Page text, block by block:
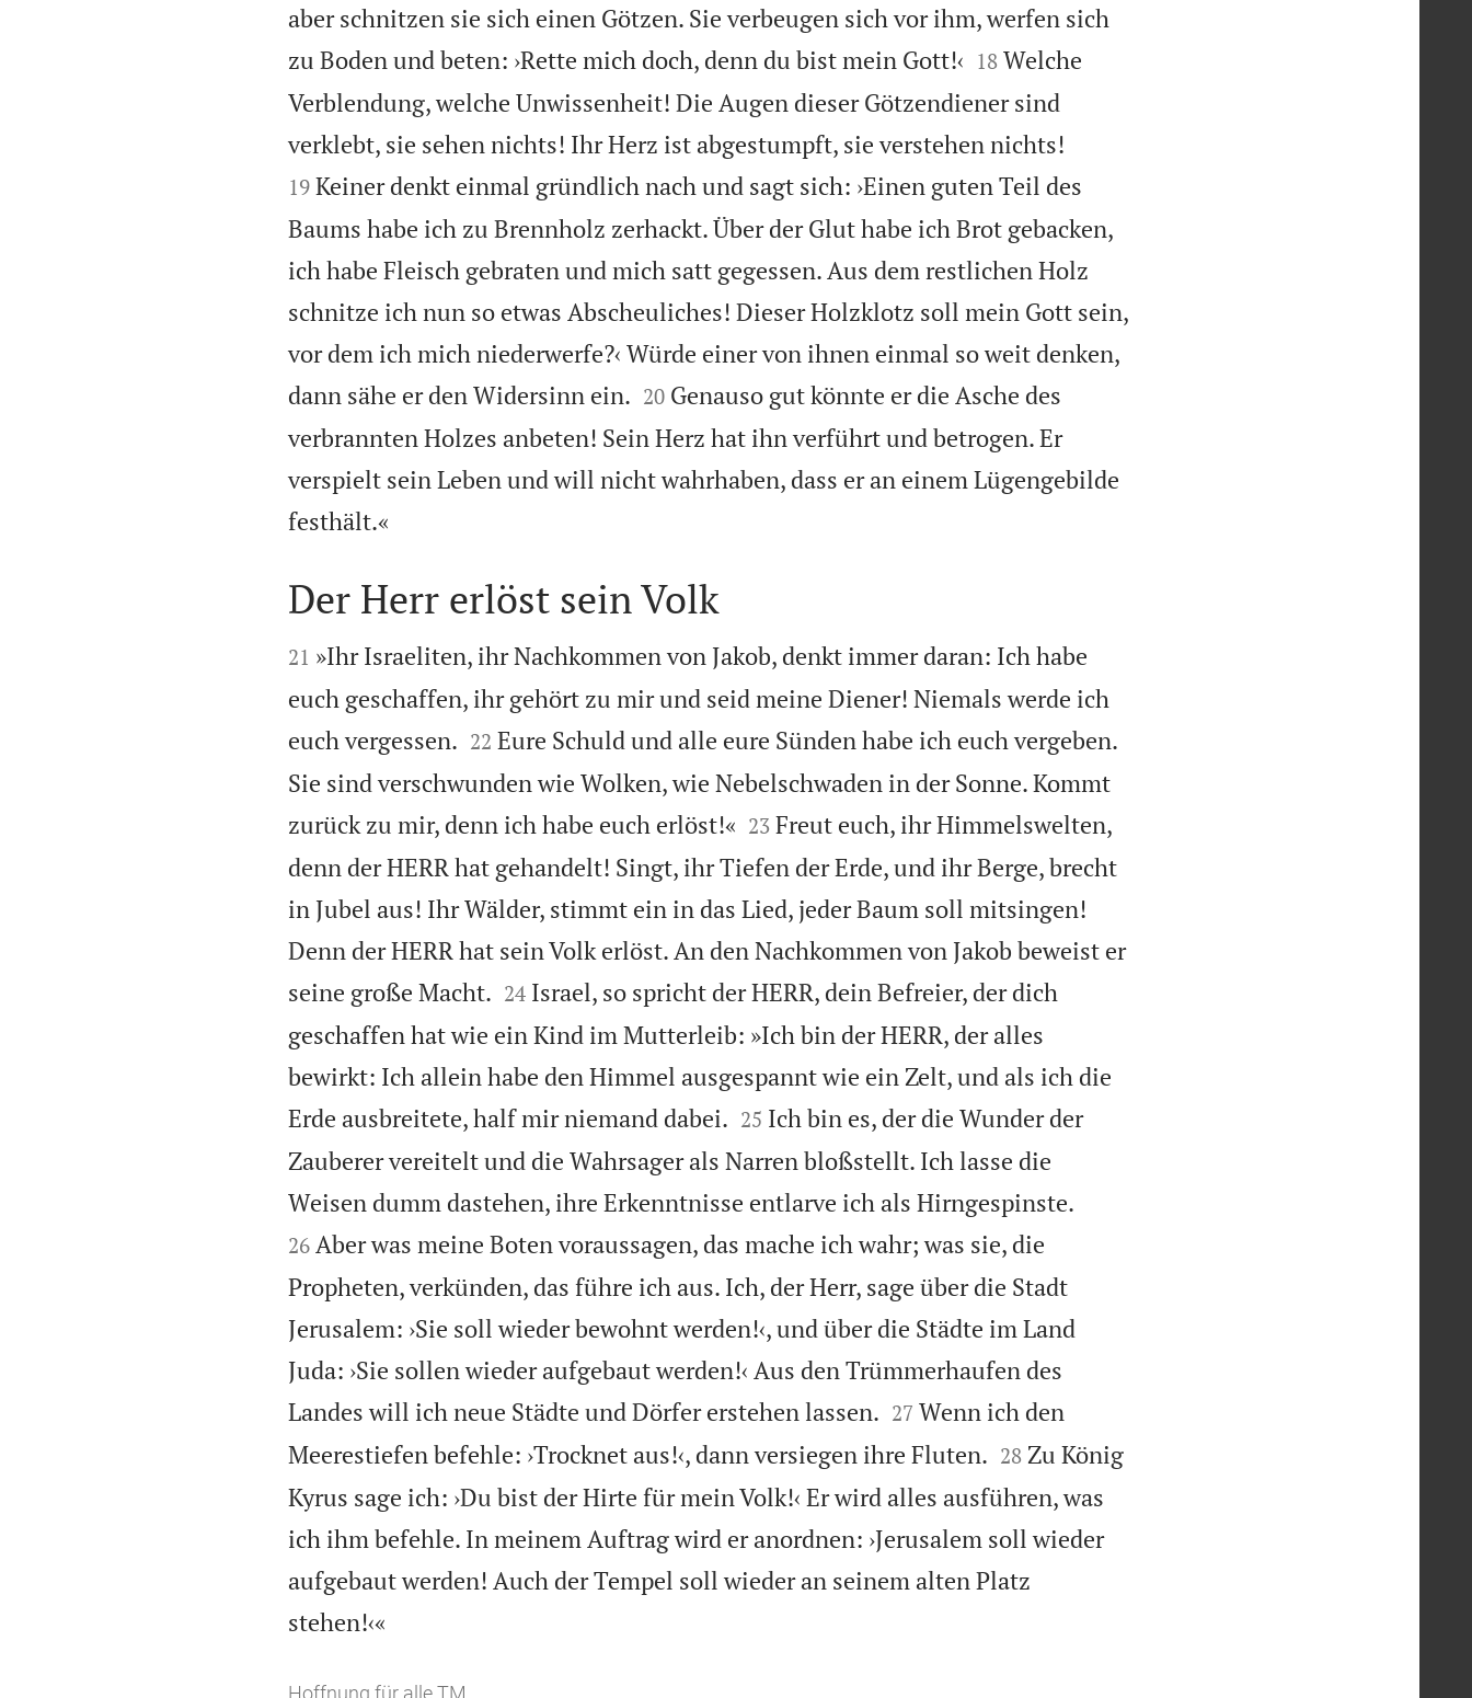
aber schnitzen sie sich einen Götzen. Sie verbeugen sich vor ihm, werfen sich
zu Boden und beten: ›Rette mich doch, denn du bist mein Gott!‹
18 Welche
Verblendung, welche Unwissenheit! Die Augen dieser Götzendiener sind
verklebt, sie sehen nichts! Ihr Herz ist abgestumpft, sie verstehen nichts!
19 Keiner denkt einmal gründlich nach und sagt sich: ›Einen guten Teil des
Baums habe ich zu Brennholz zerhackt. Über der Glut habe ich Brot gebacken,
ich habe Fleisch gebraten und mich satt gegessen. Aus dem restlichen Holz
schnitze ich nun so etwas Abscheuliches! Dieser Holzklotz soll mein Gott sein,
vor dem ich mich niederwerfe?‹ Würde einer von ihnen einmal so weit denken,
dann sähe er den Widersinn ein.
20 Genauso gut könnte er die Asche des
verbrannten Holzes anbeten! Sein Herz hat ihn verführt und betrogen. Er
verspielt sein Leben und will nicht wahrhaben, dass er an einem Lügengebilde
festhält.«

Der Herr erlöst sein Volk

21 »Ihr Israeliten, ihr Nachkommen von Jakob, denkt immer daran: Ich habe
euch geschaffen, ihr gehört zu mir und seid meine Diener! Niemals werde ich
euch vergessen.
22 Eure Schuld und alle eure Sünden habe ich euch vergeben.
Sie sind verschwunden wie Wolken, wie Nebelschwaden in der Sonne. Kommt
zurück zu mir, denn ich habe euch erlöst!«
23 Freut euch, ihr Himmelswelten,
denn der HERR hat gehandelt! Singt, ihr Tiefen der Erde, und ihr Berge, brecht
in Jubel aus! Ihr Wälder, stimmt ein in das Lied, jeder Baum soll mitsingen!
Denn der HERR hat sein Volk erlöst. An den Nachkommen von Jakob beweist er
seine große Macht.
24 Israel, so spricht der HERR, dein Befreier, der dich
geschaffen hat wie ein Kind im Mutterleib: »Ich bin der HERR, der alles
bewirkt: Ich allein habe den Himmel ausgespannt wie ein Zelt, und als ich die
Erde ausbreitete, half mir niemand dabei.
25 Ich bin es, der die Wunder der
Zauberer vereitelt und die Wahrsager als Narren bloßstellt. Ich lasse die
Weisen dumm dastehen, ihre Erkenntnisse entlarve ich als Hirngespinste.
26 Aber was meine Boten voraussagen, das mache ich wahr; was sie, die
Propheten, verkünden, das führe ich aus. Ich, der Herr, sage über die Stadt
Jerusalem: ›Sie soll wieder bewohnt werden!‹, und über die Städte im Land
Juda: ›Sie sollen wieder aufgebaut werden!‹ Aus den Trümmerhaufen des
Landes will ich neue Städte und Dörfer erstehen lassen.
27 Wenn ich den
Meerestiefen befehle: ›Trocknet aus!‹, dann versiegen ihre Fluten.
28 Zu König
Kyrus sage ich: ›Du bist der Hirte für mein Volk!‹ Er wird alles ausführen, was
ich ihm befehle. In meinem Auftrag wird er anordnen: ›Jerusalem soll wieder
aufgebaut werden! Auch der Tempel soll wieder an seinem alten Platz
stehen!‹«